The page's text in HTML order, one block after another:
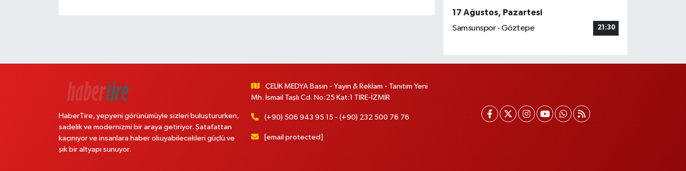
17 Ağustos, Pazartesi
Samsunspor - Göztepe
21:30
HaberTire, yepyeni görünümüyle sizleri buluştururken,
sadelik ve modernizmi bir araya getiriyor. Şatafattan
kaçınıyor ve insanlara haber okuyabilecekleri güçlü ve
şık bir altyapı sunuyor.
ÇELİK MEDYA Basın - Yayın & Reklam - Tanıtım Yeni
Mh. İsmail Taşlı Cd. No:25 Kat:1 TİRE-İZMİR
(+90) 506 943 95 15 - (+90) 232 500 76 76
[email protected]